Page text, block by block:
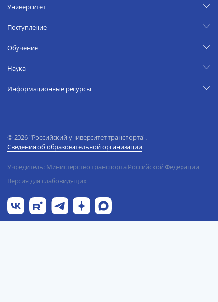
Университет
Поступление
Обучение
Наука
Информационные ресурсы
© 2026 "Российский университет транспорта".
Сведения об образовательной организации
Учредитель: Министерство транспорта Российской Федерации
Версия для слабовидящих